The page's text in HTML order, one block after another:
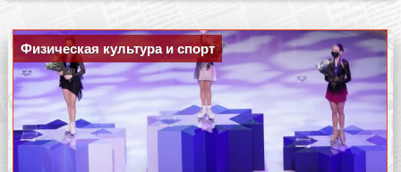
Физическая культура и спорт